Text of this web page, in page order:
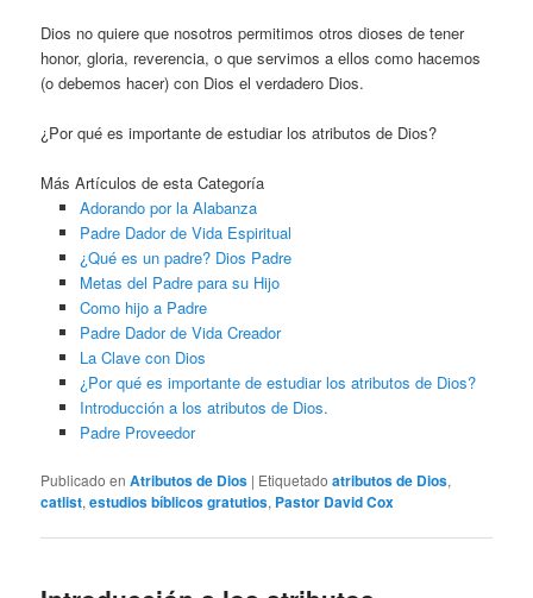
Dios no quiere que nosotros permitimos otros dioses de tener
honor, gloria, reverencia, o que servimos a ellos como hacemos
(o debemos hacer) con Dios el verdadero Dios.
¿Por qué es importante de estudiar los atributos de Dios?
Más Artículos de esta Categoría
Adorando por la Alabanza
Padre Dador de Vida Espiritual
¿Qué es un padre? Dios Padre
Metas del Padre para su Hijo
Como hijo a Padre
Padre Dador de Vida Creador
La Clave con Dios
¿Por qué es importante de estudiar los atributos de Dios?
Introducción a los atributos de Dios.
Padre Proveedor
Publicado en Atributos de Dios | Etiquetado atributos de Dios,
catlist,estudios bíblicos gratutios, Pastor David Cox